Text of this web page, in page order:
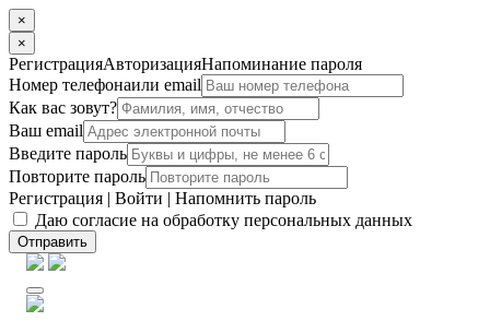
×
×
РегистрацияАвторизацияНапоминание пароля
Номер телефонаили email
Как вас зовут?
Ваш email
Введите пароль
Повторите пароль
Регистрация | Войти | Напомнить пароль
Даю согласие на обработку персональных данных
Отправить